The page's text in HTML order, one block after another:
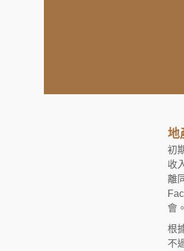
地
初
收
離
會
根
不